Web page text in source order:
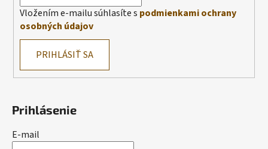
Vložením e-mailu súhlasíte s podmienkami ochrany
osobných údajov
PRIHLÁSIŤ SA
Prihlásenie
E-mail